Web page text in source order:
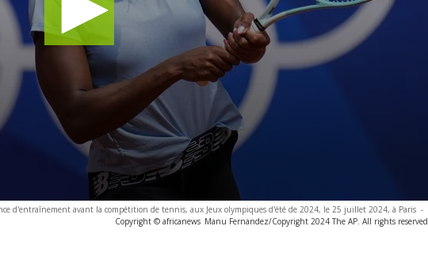
d'entraînement avant la compétition de tennis, aux Jeux olympiques d'été de 2024, le 25 juillet 2024, à Paris -
Copyright © africanews Manu Fernandez/Copyright 2024 The AP. All rights reserved